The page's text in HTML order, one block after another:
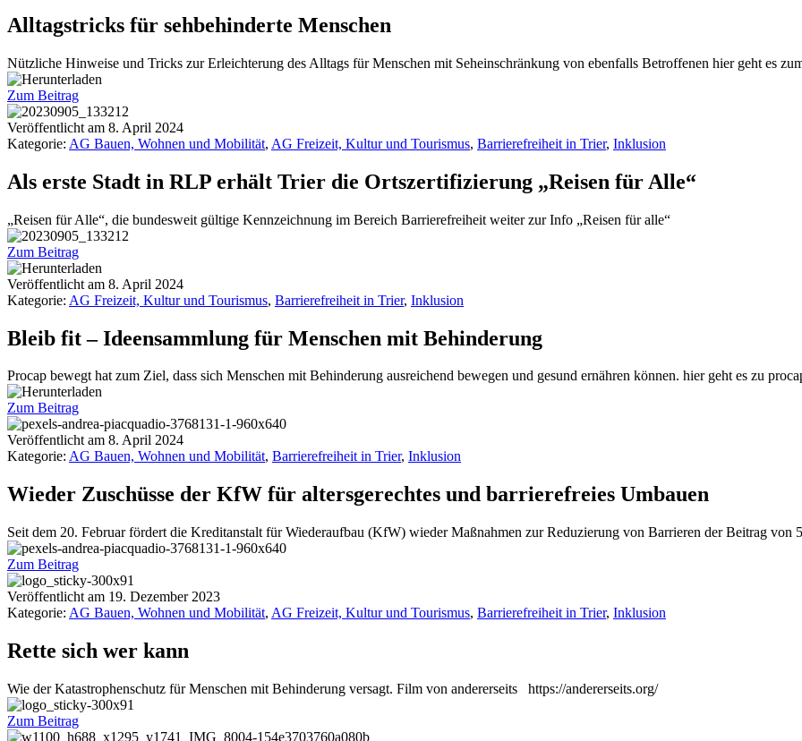
Alltagstricks für sehbehinderte Menschen
Nützliche Hinweise und Tricks zur Erleichterung des Alltags für Menschen mit Seheinschränkung von ebenfalls Betroffenen hier geht es
Zum Beitrag
Veröffentlicht am 8. April 2024
Kategorie: AG Bauen, Wohnen und Mobilität, AG Freizeit, Kultur und Tourismus, Barrierefreiheit in Trier, Inklusion
Als erste Stadt in RLP erhält Trier die Ortszertifizierung „Reisen für Alle“
„Reisen für Alle“, die bundesweit gültige Kennzeichnung im Bereich Barrierefreiheit weiter zur Info „Reisen für alle“
Zum Beitrag
Veröffentlicht am 8. April 2024
Kategorie: AG Freizeit, Kultur und Tourismus, Barrierefreiheit in Trier, Inklusion
Bleib fit – Ideensammlung für Menschen mit Behinderung
Procap bewegt hat zum Ziel, dass sich Menschen mit Behinderung ausreichend bewegen und gesund ernähren können. hier geht es zu
Zum Beitrag
Veröffentlicht am 8. April 2024
Kategorie: AG Bauen, Wohnen und Mobilität, Barrierefreiheit in Trier, Inklusion
Wieder Zuschüsse der KfW für altersgerechtes und barrierefreies Umbauen
Seit dem 20. Februar fördert die Kreditanstalt für Wiederaufbau (KfW) wieder Maßnahmen zur Reduzierung von Barrieren der Beitrag von
Zum Beitrag
Veröffentlicht am 19. Dezember 2023
Kategorie: AG Bauen, Wohnen und Mobilität, AG Freizeit, Kultur und Tourismus, Barrierefreiheit in Trier, Inklusion
Rette sich wer kann
Wie der Katastrophenschutz für Menschen mit Behinderung versagt. Film von andererseits https://andererseits.org/
Zum Beitrag